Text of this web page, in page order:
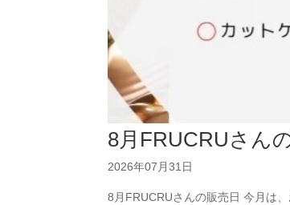
8月FRUCRUさん
2026年07月31日
8月FRUCRUさんの販売日 今月は